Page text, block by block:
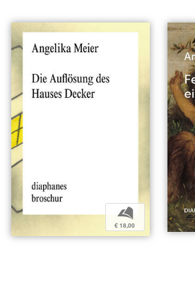
b
€ 18,00